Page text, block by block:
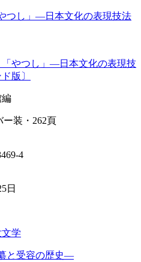
やつし」—日本文化の表現技
版〕
編
ー装・262頁
4
日
学